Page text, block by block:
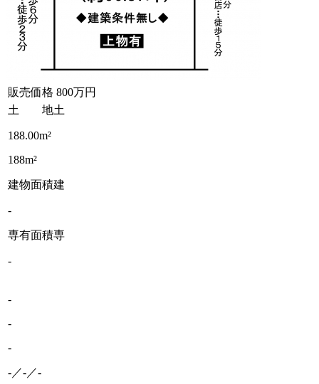
販売価格 800万円
土 地土
188.00m²
188m²
建物面積建
-
専有面積専
-
-
-
-
-／-／-